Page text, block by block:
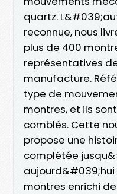
quartz.
reconnue, nous
plus de 400
représentatives
manufacture.
type de
montres, et ils
comblés. Cette
propose une
complétée
montres enrichi